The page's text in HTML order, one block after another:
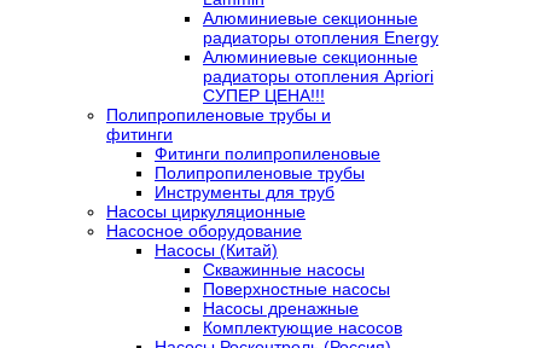
Алюминиевые секционные
радиаторы отопления Energy
Алюминиевые секционные
радиаторы отопления Apriori
СУПЕР ЦЕНА!!!
Полипропиленовые трубы и
фитинги
Фитинги полипропиленовые
Полипропиленовые трубы
Инструменты для труб
Насосы циркуляционные
Насосное оборудование
Насосы (Китай)
Скважинные насосы
Поверхностные насосы
Насосы дренажные
Комплектующие насосов